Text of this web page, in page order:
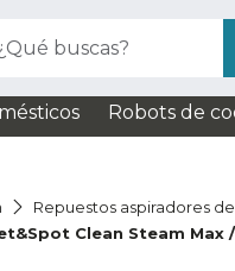
buscas?
Robots de
Repuestos aspiradores
Clean Steam Max